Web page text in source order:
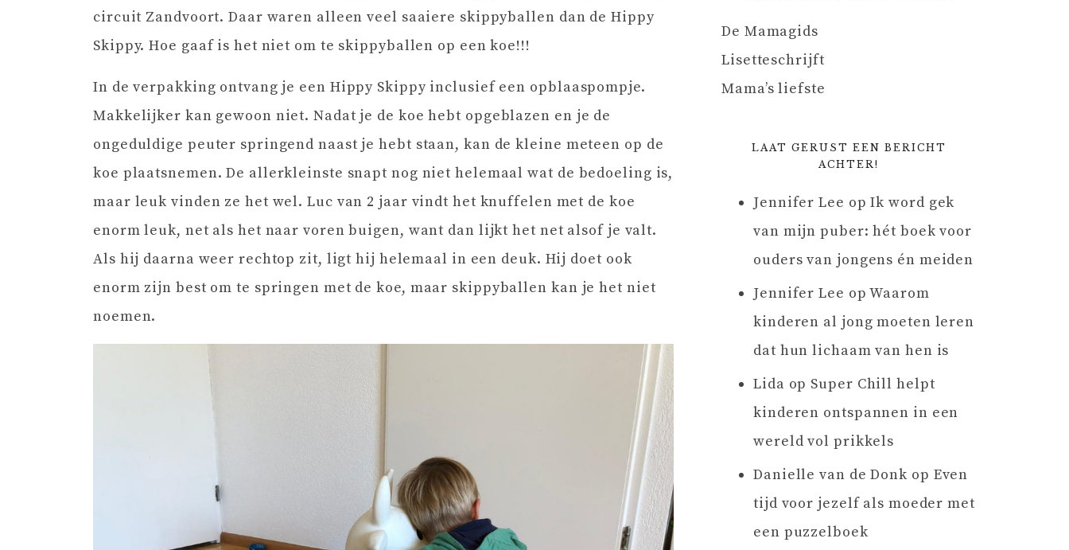
circuit Zandvoort. Daar waren alleen veel saaiere skippyballen dan de Hippy
Skippy. Hoe gaaf is het niet om te skippyballen op een koe!!!
In de verpakking ontvang je een Hippy Skippy inclusief een opblaaspompje.
Makkelijker kan gewoon niet. Nadat je de koe hebt opgeblazen en je de
ongeduldige peuter springend naast je hebt staan, kan de kleine meteen op de
koe plaatsnemen. De allerkleinste snapt nog niet helemaal wat de bedoeling is,
maar leuk vinden ze het wel. Luc van 2 jaar vindt het knuffelen met de koe
enorm leuk, net als het naar voren buigen, want dan lijkt het net alsof je valt.
Als hij daarna weer rechtop zit, ligt hij helemaal in een deuk. Hij doet ook
enorm zijn best om te springen met de koe, maar skippyballen kan je het niet
noemen.
De Mamagids
Lisetteschrijft
Mama’s liefste
LAAT GERUST EEN BERICHT
ACHTER!
Jennifer Lee opIk word gek
van mijn puber: hét boek voor
ouders van jongens én meiden
Jennifer Lee opWaarom
kinderen al jong moeten leren
dat hun lichaam van hen is
Lida op Super Chill helpt
kinderen ontspannen in een
wereld vol prikkels
Danielle van de Donk op Even
tijd voor jezelf als moeder met
een puzzelboek